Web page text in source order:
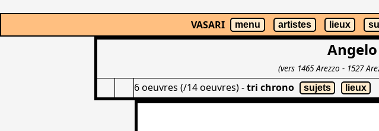
VASARI
menu artistes lieux
(vers 1465 Arezzo - 1527
6 oeuvres (/14 oeuvres)-tri chrono sujets lieux